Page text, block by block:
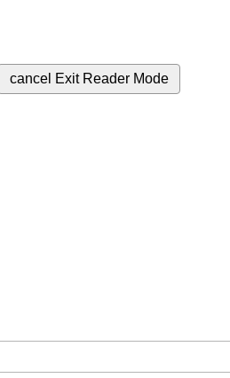
cancel Exit Reader Mode